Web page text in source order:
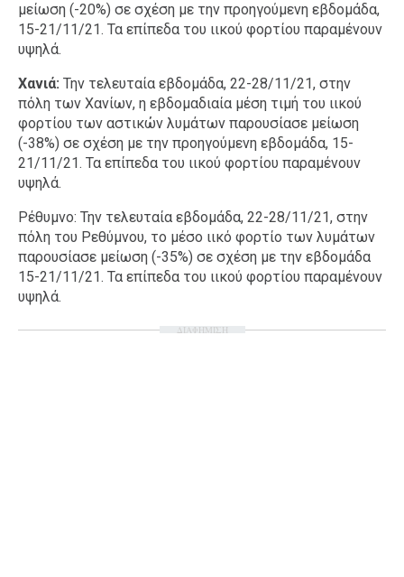
μείωση (-20%) σε σχέση με την προηγούμενη εβδομάδα,
15-21/11/21. Τα επίπεδα του ιικού φορτίου παραμένουν
υψηλά.
Χανιά: Την τελευταία εβδομάδα, 22-28/11/21, στην
πόλη των Χανίων, η εβδομαδιαία μέση τιμή του ιικού
φορτίου των αστικών λυμάτων παρουσίασε μείωση
(-38%) σε σχέση με την προηγούμενη εβδομάδα, 15-
21/11/21. Τα επίπεδα του ιικού φορτίου παραμένουν
υψηλά.
Ρέθυμνο: Την τελευταία εβδομάδα, 22-28/11/21, στην
πόλη του Ρεθύμνου, το μέσο ιικό φορτίο των λυμάτων
παρουσίασε μείωση (-35%) σε σχέση με την εβδομάδα
15-21/11/21. Τα επίπεδα του ιικού φορτίου παραμένουν
υψηλά.
ΔΙΑΦΗΜΙΣΗ